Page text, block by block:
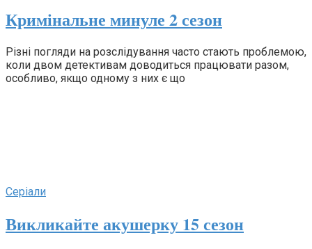
Кримінальне минуле 2 сезон
Різні погляди на розслідування часто стають проблемою,
коли двом детективам доводиться працювати разом,
особливо, якщо одному з них є що
Серіали
Викликайте акушерку 15 сезон